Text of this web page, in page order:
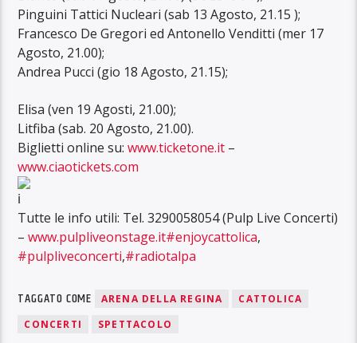
Pinguini Tattici Nucleari (sab 13 Agosto, 21.15 );
Francesco De Gregori ed Antonello Venditti (mer 17
Agosto, 21.00);
Andrea Pucci (gio 18 Agosto, 21.15);
Elisa (ven 19 Agosti, 21.00);
Litfiba (sab. 20 Agosto, 21.00).
Biglietti online su:www.ticketone.it –
www.ciaotickets.com
Tutte le info utili: Tel. 3290058054 (Pulp Live Concerti)
–www.pulpliveonstage.it#enjoycattolica,
#pulpliveconcerti,#radiotalpa
TAGGATO COME ARENA DELLA REGINA
CATTOLICA
CONCERTI
SPETTACOLO